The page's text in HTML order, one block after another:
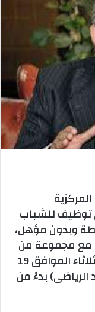
توظيف للشباب
وبدون مؤهل،
مع مجموعة من
شركات القطاع الخاص، وذلك يوم الثلاثاء الموافق 19
الرياضى) بدءً من